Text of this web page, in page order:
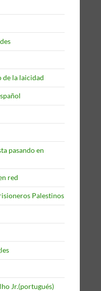
de la laicidad
pasando en
red
Palestinos
Jr.(portugués)